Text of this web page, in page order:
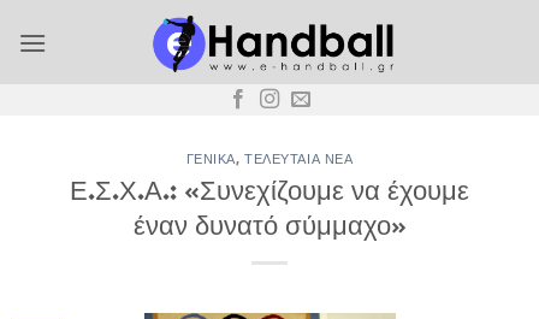
στο
ΓΕΝΙΚΆ,ΤΕΛΕΥΤΑΊΑ ΝΈΑ
Ε.Σ.Χ.Α.: «Συνεχίζουμε να έχουμε
έναν δυνατό σύμμαχο»